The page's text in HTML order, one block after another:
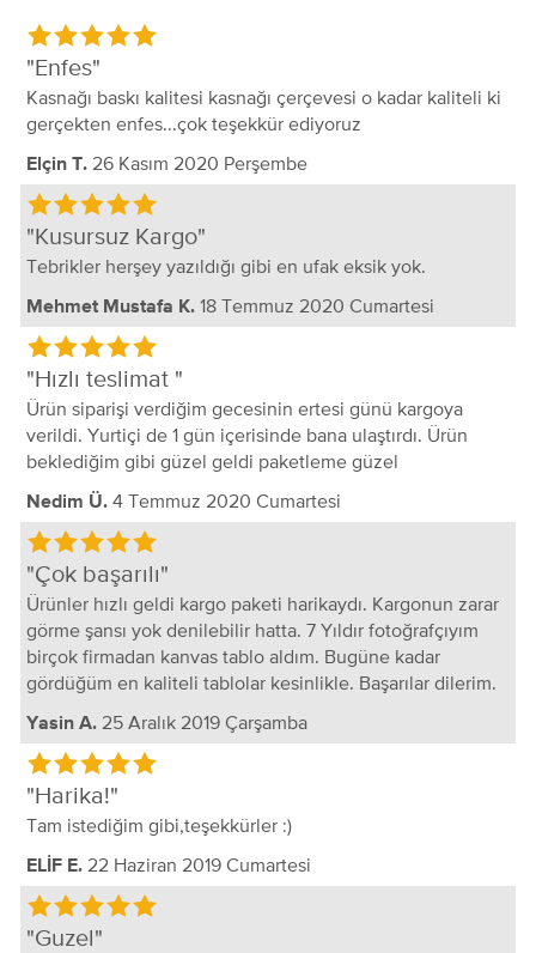
Enfes
Kasnağı baskı kalitesi kasnağı çerçevesi o kadar kaliteli ki
gerçekten enfes...çok teşekkür ediyoruz
Elçin T. 26 Kasım 2020 Perşembe
Kusursuz Kargo
Tebrikler herşey yazıldığı gibi en ufak eksik yok.
Mehmet Mustafa K. 18 Temmuz 2020 Cumartesi
Hızlı teslimat
Ürün siparişi verdiğim gecesinin ertesi günü kargoya
verildi. Yurtiçi de 1 gün içerisinde bana ulaştırdı. Ürün
beklediğim gibi güzel geldi paketleme güzel
Nedim Ü. 4 Temmuz 2020 Cumartesi
Çok başarılı
Ürünler hızlı geldi kargo paketi harikaydı. Kargonun zarar
görme şansı yok denilebilir hatta. 7 Yıldır fotoğrafçıyım
birçok firmadan kanvas tablo aldım. Bugüne kadar
gördüğüm en kaliteli tablolar kesinlikle. Başarılar dilerim.
Yasin A. 25 Aralık 2019 Çarşamba
Harika!
Tam istediğim gibi,teşekkürler :)
ELİF E. 22 Haziran 2019 Cumartesi
Guzel